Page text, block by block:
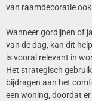
van raamdecoratie
Wanneer gordijnen of
van de dag, kan dit
is vooral relevant in
Het strategisch
bijdragen aan het
een woning, doordat